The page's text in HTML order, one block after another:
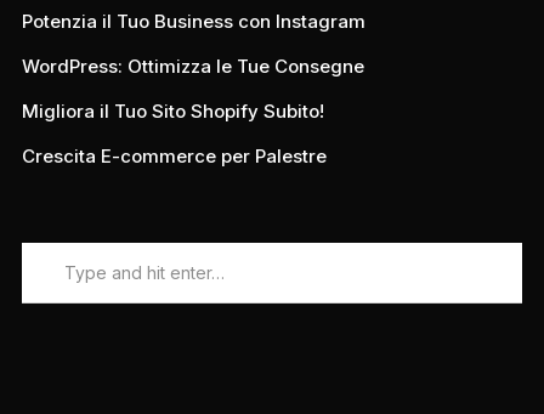
Potenzia il Tuo Business con Instagram
WordPress: Ottimizza le Tue Consegne
Migliora il Tuo Sito Shopify Subito!
Crescita E-commerce per Palestre